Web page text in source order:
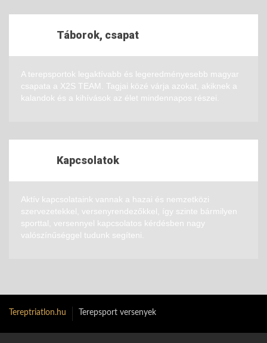
Táborok, csapat
A terepsportok legaktívabb és legeredményesebb magyar
csapata a X2S TEAM. Tagjai közé várja azokat, akiknek a
kalandok és a kihívások az élet mindennapos részei.
Kapcsolatok
Aktív kapcsolataink vannak a hazai és nemzetközi
szervezetekkel, versenyrendezőkkel, így szinte bármilyen
sporttal, versennyel kapcsolatos kérdésben nagy
valószínűséggel tudunk segíteni.
Tereptriatlon.hu Terepsport versenyek